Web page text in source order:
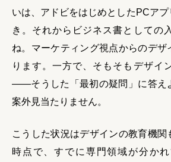
いは、アドビをはじめとしたPCアプ
き。それからビジネス書としての
ね。マーケティング視点からのデザ
ります。一方で、そもそもデザイ
——そうした「最初の疑問」に答え
案外見当たりません。
こうした状況はデザインの教育機関
時点で、すでに専門領域が分か